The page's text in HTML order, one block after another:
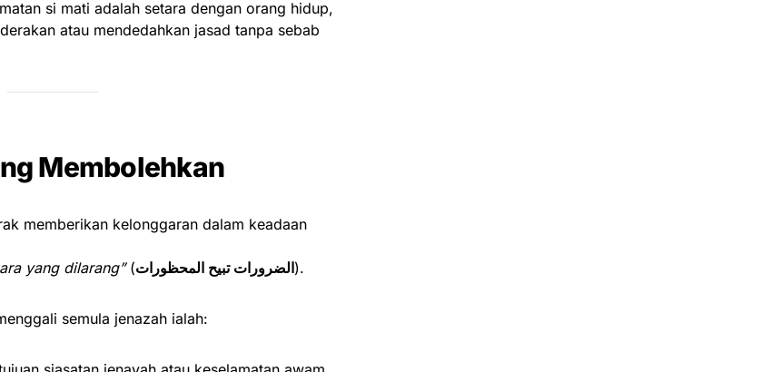
si mati adalah setara dengan orang hidup,
atau mendedahkan jasad tanpa sebab
Membolehkan
memberikan kelonggaran dalam keadaan
yang dilarang”(الضرورات تبيح المحظورات).
semula jenazah ialah: